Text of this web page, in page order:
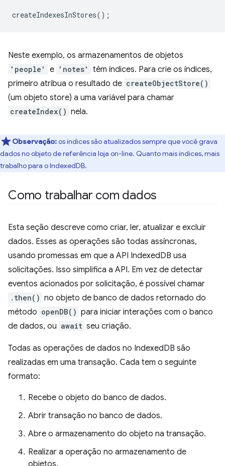
createIndexesInStores();
Neste exemplo, os armazenamentos de objetos
'people' e 'notes'
têm índices. Para crie os índices,
primeiro atribua o resultado de createObjectStore()
(um objeto store) a uma variável para chamar
createIndex() nela.
Observação:os índices são atualizados sempre que você grava
dados no objeto de referência loja on-line. Quanto mais índices, mais
trabalho para o IndexedDB.
Como trabalhar com dados
Esta seção descreve como criar, ler, atualizar e excluir
dados. Esses as operações são todas assíncronas,
usando promessas em que a API IndexedDB usa
solicitações. Isso simplifica a API. Em vez de detectar
eventos acionados por solicitação, é possível chamar
.then() no objeto de banco de dados retornado do
método openDB() para iniciar interações com o banco
de dados, ou await seu criação.
Todas as operações de dados no IndexedDB são
realizadas em uma transação. Cada tem o seguinte
formato:
Recebe o objeto do banco de dados.
Abrir transação no banco de dados.
Abre o armazenamento do objeto na transação.
Realizar a operação no armazenamento de
objetos.